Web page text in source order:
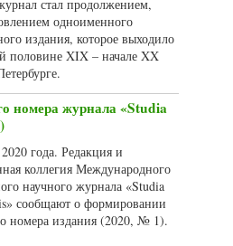
стал продолжением,
одноименного
издания, которое выходило
половине XIX – начале XX
номера журнала «Studia
года. Редакция и
коллегия Международного
научного журнала «Studia
сообщают о формировании
номера издания (2020, № 1).